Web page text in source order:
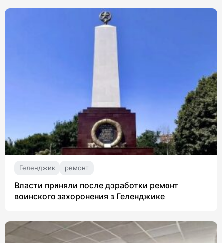
Геленджик ремонт
Власти приняли после доработки ремонт
воинского захоронения в Геленджике